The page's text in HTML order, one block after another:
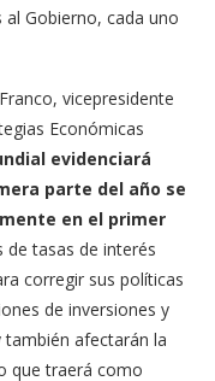
Gobierno, cada uno
vicepresidente
Económicas
evidenciará
parte del año se
en el primer
tasas de interés
corregir sus políticas
de inversiones y
afectarán la
que traerá como